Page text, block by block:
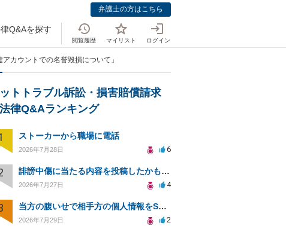
弁護士の方はこちら
Q&Aを探す
閲覧履歴 マイリスト ログイン
カウントでの名誉毀損について」
トトラブル訴訟・損害賠償請求
律Q&Aランキング
ストーカーから職場に電話
2026年7月28日 6
誹謗中傷に当たる内容を投稿したかもしれない。開示請求や民事刑事裁判に発展しうるのか教えて欲しい。
2026年7月27日 4
当方の腹いせで相手方の個人情報をSNSで晒してしまい名誉毀損させてしまったかもしれない
2026年7月29日 2